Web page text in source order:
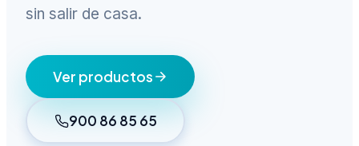
sin salir de casa.
Ver productos
900 86 85 65